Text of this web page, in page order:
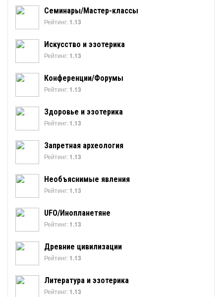
Семинары/Мастер-классы
Рейтинг: 1.13
Искусство и эзотерика
Рейтинг: 1.13
Конференции/Форумы
Рейтинг: 1.13
Здоровье и эзотерика
Рейтинг: 1.13
Запретная археология
Рейтинг: 1.13
Необъяснимые явления
Рейтинг: 1.13
UFO/Инопланетяне
Рейтинг: 1.13
Древние цивилизации
Рейтинг: 1.13
Литература и эзотерика
Рейтинг: 1.13